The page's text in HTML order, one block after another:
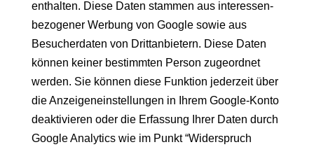
enthal­ten. Diese Dat­en stam­men aus inter­essen­
be­zo­gen­er Wer­bung von Google sowie aus
Besucher­dat­en von Drit­tan­bi­etern. Diese Dat­en
kön­nen kein­er bes­timmten Per­son zuge­ord­net
wer­den. Sie kön­nen diese Funk­tion jed­erzeit über
die Anzeigene­in­stel­lun­gen in Ihrem Google-Kon­to
deak­tivieren oder die Erfas­sung Ihrer Dat­en durch
Google Ana­lyt­ics wie im Punkt “Wider­spruch